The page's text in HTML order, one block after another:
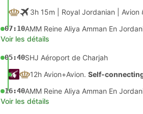
3h 15m | Royal Jordanian Avion
07:10AMM Reine Aliya Amman En
Voir les détails
05:40SHJ Aéroport de Charjah
12h Avion+Avion. Self-
16:40AMM Reine Aliya Amman En
Voir les détails